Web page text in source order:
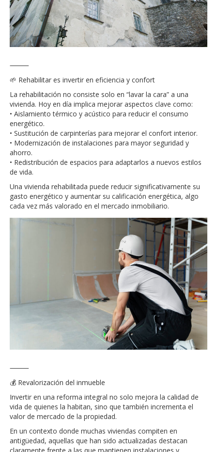
⸻
🌱 Rehabilitar es invertir en eficiencia y confort
La rehabilitación no consiste solo en “lavar la cara” a una
vivienda. Hoy en día implica mejorar aspectos clave como:
• Aislamiento térmico y acústico para reducir el consumo
energético.
• Sustitución de carpinterías para mejorar el confort interior.
• Modernización de instalaciones para mayor seguridad y
ahorro.
• Redistribución de espacios para adaptarlos a nuevos estilos
de vida.
Una vivienda rehabilitada puede reducir significativamente su
gasto energético y aumentar su calificación energética, algo
cada vez más valorado en el mercado inmobiliario.
⸻
💰 Revalorización del inmueble
Invertir en una reforma integral no solo mejora la calidad de
vida de quienes la habitan, sino que también incrementa el
valor de mercado de la propiedad.
En un contexto donde muchas viviendas compiten en
antigüedad, aquellas que han sido actualizadas destacan